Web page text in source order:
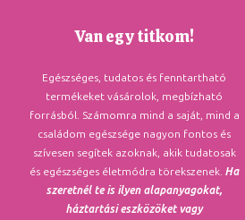
Van egy titkom!
Egészséges, tudatos és fenntartható
termékeket vásárolok, megbízható
forrásból. Számomra mind a saját, mind a
családom egészsége nagyon fontos és
szívesen segítek azoknak, akik tudatosak
és egészséges életmódra törekszenek. Ha
szeretnél te is ilyen alapanyagokat,
háztartási eszközöket vagy